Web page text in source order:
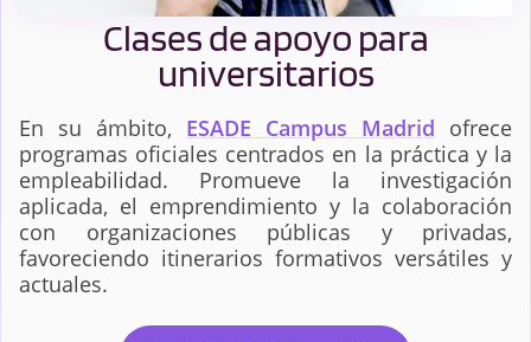
Clases de apoyo para
universitarios
En su ámbito, ESADE Campus Madrid ofrece
programas oficiales centrados en la práctica y la
empleabilidad. Promueve la investigación
aplicada, el emprendimiento y la colaboración
con organizaciones públicas y privadas,
favoreciendo itinerarios formativos versátiles y
actuales.